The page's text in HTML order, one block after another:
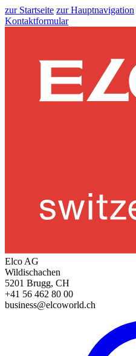
zur Startseite zur Hauptnavigation
Kontaktformular
Elco AG
Wildischachen
5201 Brugg, CH
+41 56 462 80 00
business@elcoworld.ch